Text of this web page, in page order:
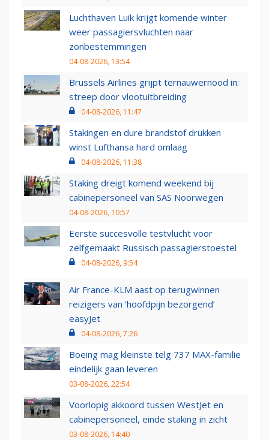
Luchthaven Luik krijgt komende winter
weer passagiersvluchten naar
zonbestemmingen
04-08-2026, 13:54
Brussels Airlines grijpt ternauwernood in:
streep door vlootuitbreiding
04-08-2026, 11:47
Stakingen en dure brandstof drukken
winst Lufthansa hard omlaag
04-08-2026, 11:38
Staking dreigt komend weekend bij
cabinepersoneel van SAS Noorwegen
04-08-2026, 10:57
Eerste succesvolle testvlucht voor
zelfgemaakt Russisch passagierstoestel
04-08-2026, 9:54
Air France-KLM aast op terugwinnen
reizigers van ‘hoofdpijn bezorgend’
easyJet
04-08-2026, 7:26
Boeing mag kleinste telg 737 MAX-familie
eindelijk gaan leveren
03-08-2026, 22:54
Voorlopig akkoord tussen WestJet en
cabinepersoneel, einde staking in zicht
03-08-2026, 14:40